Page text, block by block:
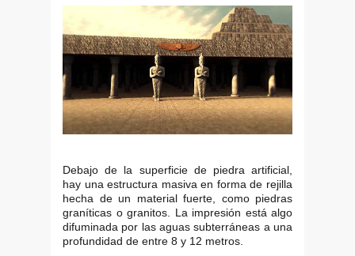
Debajo de la superficie de piedra artificial,
hay una estructura masiva en forma de rejilla
hecha de un material fuerte, como piedras
graníticas o granitos. La impresión está algo
difuminada por las aguas subterráneas a una
profundidad de entre 8 y 12 metros.